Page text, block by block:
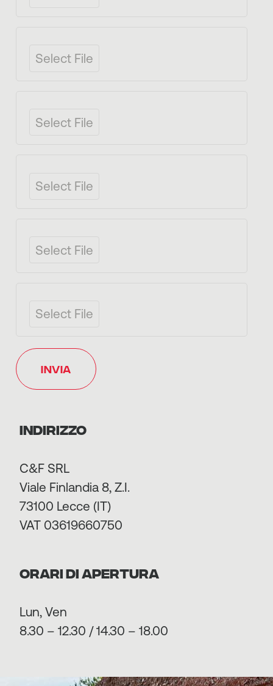
INDIRIZZO
C&F SRL
Viale Finlandia 8, Z.I.
73100 Lecce (IT)
VAT 03619660750
ORARI DI APERTURA
Lun, Ven
8.30 – 12.30 / 14.30 – 18.00